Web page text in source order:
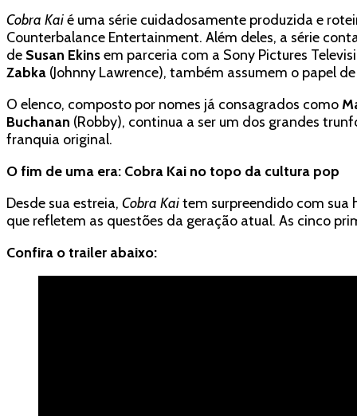
Cobra Kaié uma série cuidadosamente produzida e
Counterbalance Entertainment. Além deles, a série
de Susan Ekinsem parceria com a Sony Pictures
Zabka (Johnny Lawrence), também assumem o papel
O elenco, composto por nomes já consagrados como
Buchanan (Robby), continua a ser um dos grandes
franquia original.
O fim de uma era: Cobra Kai no topo da cultura pop
Desde sua estreia, Cobra Kaitem surpreendido com sua
que refletem as questões da geração atual. As cinco
Confira o trailer abaixo: